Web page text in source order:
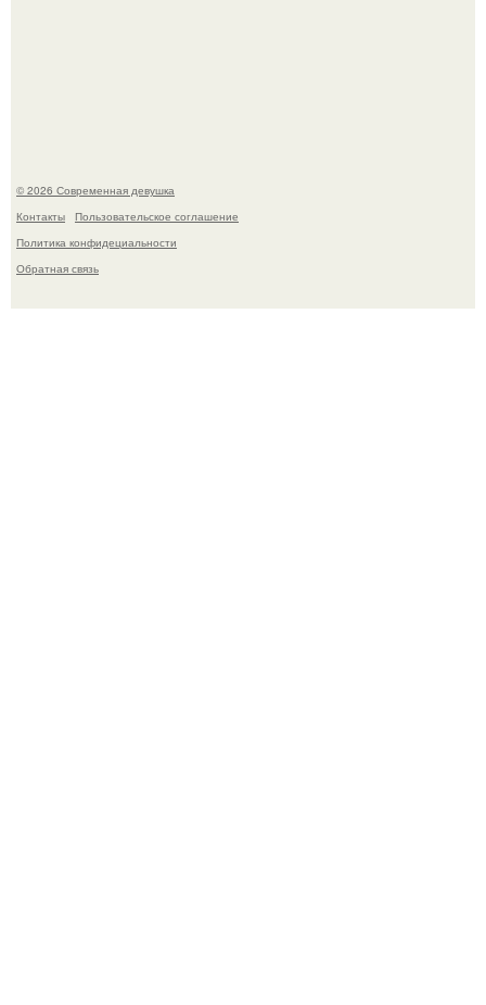
© 2026 Современная девушка
Контакты
Пользовательское соглашение
Политика конфидециальности
Обратная связь